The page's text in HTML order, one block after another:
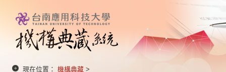
現在位置： 機構典藏 >